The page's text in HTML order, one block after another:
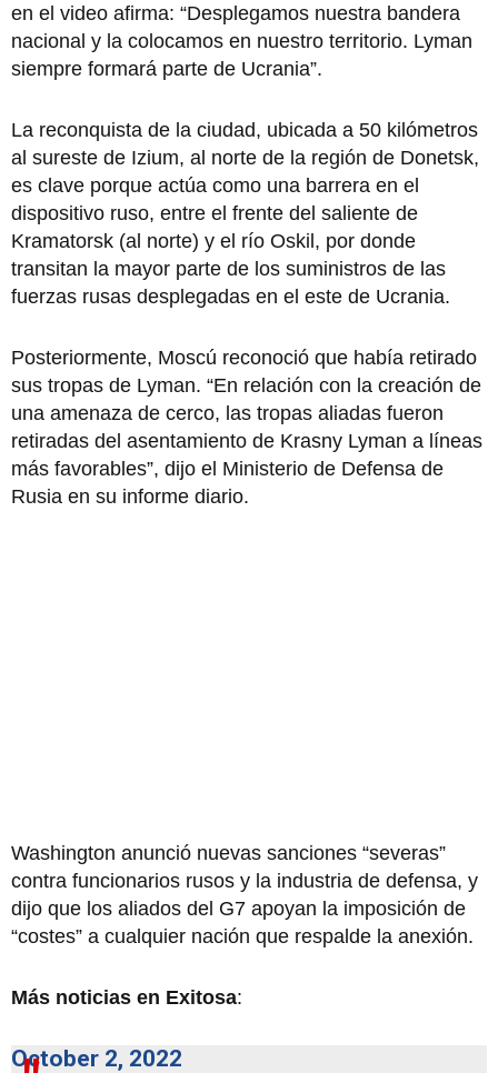
en el video afirma: “Desplegamos nuestra bandera
nacional y la colocamos en nuestro territorio. Lyman
siempre formará parte de Ucrania”.
La reconquista de la ciudad, ubicada a 50 kilómetros
al sureste de Izium, al norte de la región de Donetsk,
es clave porque actúa como una barrera en el
dispositivo ruso, entre el frente del saliente de
Kramatorsk (al norte) y el río Oskil, por donde
transitan la mayor parte de los suministros de las
fuerzas rusas desplegadas en el este de Ucrania.
Posteriormente, Moscú reconoció que había retirado
sus tropas de Lyman. “En relación con la creación de
una amenaza de cerco, las tropas aliadas fueron
retiradas del asentamiento de Krasny Lyman a líneas
más favorables”, dijo el Ministerio de Defensa de
Rusia en su informe diario.
Washington anunció nuevas sanciones “severas”
contra funcionarios rusos y la industria de defensa, y
dijo que los aliados del G7 apoyan la imposición de
“costes” a cualquier nación que respalde la anexión.
Más noticias en Exitosa:
October 2, 2022